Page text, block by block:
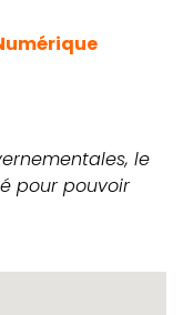
le
pour pouvoir